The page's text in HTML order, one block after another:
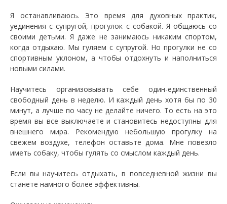
Я останавливаюсь. Это время для духовных практик,
уединения с супругой, прогулок с собакой. Я общаюсь со
своими детьми. Я даже не занимаюсь никаким спортом,
когда отдыхаю. Мы гуляем с супругой. Но прогулки не со
спортивным уклоном, а чтобы отдохнуть и наполниться
новыми силами.
Научитесь организовывать себе один-единственный
свободный день в неделю. И каждый день хотя бы по 30
минут, а лучше по часу не делайте ничего. То есть на это
время вы все выключаете и становитесь недоступны для
внешнего мира. Рекомендую небольшую прогулку на
свежем воздухе, телефон оставьте дома. Мне повезло
иметь собаку, чтобы гулять со смыслом каждый день.
Если вы научитесь отдыхать, в повседневной жизни вы
станете намного более эффективны.